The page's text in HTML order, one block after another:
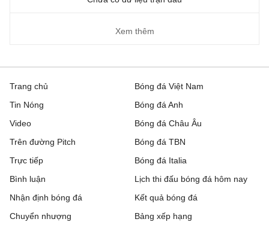
Xem thêm
Trang chủ
Tin Nóng
Video
Trên đường Pitch
Trực tiếp
Bóng đá Việt Nam
Bóng đá Anh
Bóng đá Châu Âu
Bóng đá TBN
Bóng đá Italia
Bình luận
Nhận định bóng đá
Chuyển nhượng
Lịch thi đấu bóng đá hôm nay
Kết quả bóng đá
Bảng xếp hạng